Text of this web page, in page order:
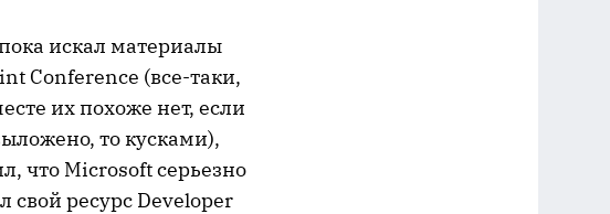
искал материалы
Conference (все-таки,
их похоже нет, если
то кусками),
что Microsoft серьезно
свой ресурс Developer